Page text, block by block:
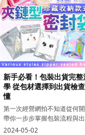
新手必看！包裝出貨完
學 從包材選擇到出貨檢
懂
第一次經營網拍不知道從何
帶你一步步掌握包裝流程與
重點。
2024-05-02